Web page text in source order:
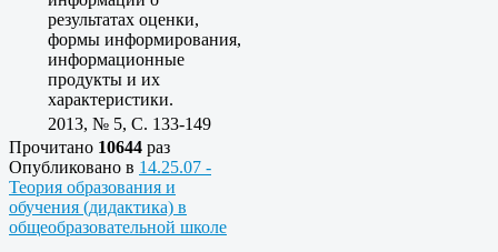
результатах оценки,
формы информирования,
информационные
продукты и их
характеристики.
2013, № 5, C. 133-149
Прочитано 10644 раз
Опубликовано в 14.25.07 -
Теория образования и
обучения (дидактика) в
общеобразовательной школе